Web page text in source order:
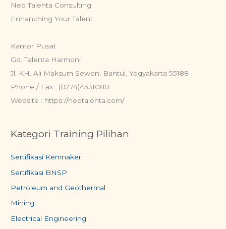
Neo Talenta Consulting
Enhanching Your Talent
Kantor Pusat
Gd. Talenta Harmoni
Jl. KH. Ali Maksum Sewon, Bantul, Yogyakarta 55188
Phone / Fax : (0274)4531080
Website : https://neotalenta.com/
Kategori Training Pilihan
Sertifikasi Kemnaker
Sertifikasi BNSP
Petroleum and Geothermal
Mining
Electrical Engineering